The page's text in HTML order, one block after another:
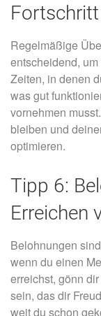
Regelmäßige
entscheidend,
Zeiten, in denen
was gut
vornehmen
bleiben und
optimieren.
Tipp 6:
Erreichen
Belohnungen
wenn du einen
erreichst, gönn
sein, das dir
weit du schon